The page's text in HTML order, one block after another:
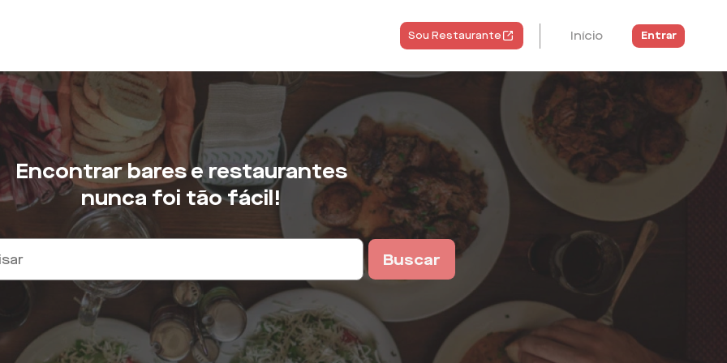
Sou Restaurante Início Entrar
Encontrar bares e restaurantes
nunca foi tão fácil!
Buscar